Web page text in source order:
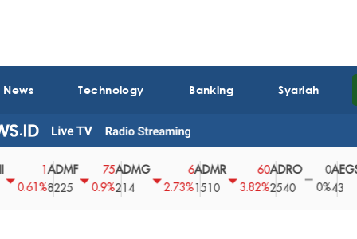
Technology Banking Syariah
ADMF
8225
75
0.9%
ADMG
214
2.73%
ADMR
1510
3.82%
ADRO
2540
0
0%
AEGS